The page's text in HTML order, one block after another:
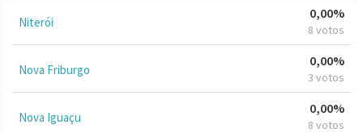
Niterói
0,00%
8 votos
Nova Friburgo
0,00%
3 votos
Nova Iguaçu
0,00%
8 votos